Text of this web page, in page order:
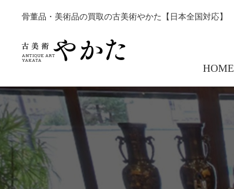
骨董品・美術品の買取の古美術やかた【日本全国対応】
HOME